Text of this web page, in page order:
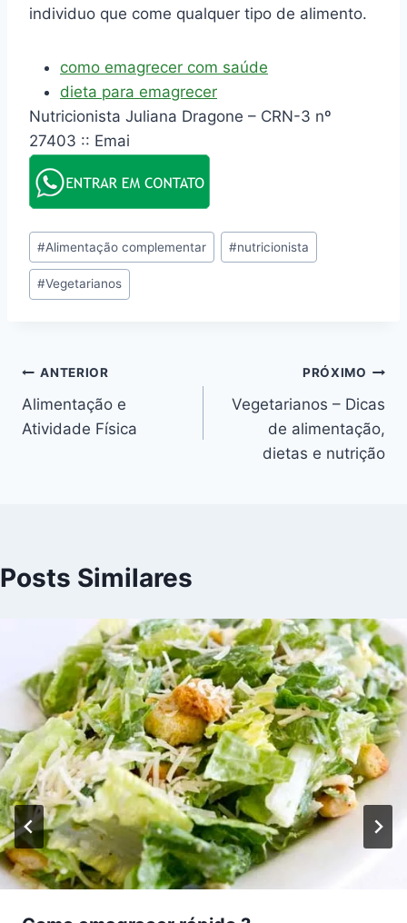
individuo que come qualquer tipo de alimento.
como emagrecer com saúde
dieta para emagrecer
Nutricionista Juliana Dragone – CRN-3 nº
27403 :: Emai
Tags
do
Post:
#Alimentação complementar #nutricionista
#Vegetarianos
Navegação
de
ANTERIOR
Alimentação e
Atividade Física
PRÓXIMO
Vegetarianos – Dicas
de alimentação,
dietas e nutrição
Posts Similares